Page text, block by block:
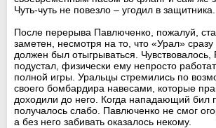
Чуть-чуть не повезло – угодил в защитника.
После перерыва Павлюченко, пожалуй,
заметен, несмотря на то, что «Урал»
должен был отыгрываться.
подустал, физически ему непросто
полной игры. Уральцы стремились по
своего бомбардира навесами, которые
доходили до него. Когда нападающий бил
получалось слабо. Павлюченко не смог
а без него забивать оказалось некому.